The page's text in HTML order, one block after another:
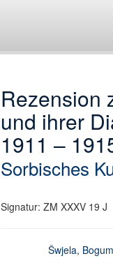
Rezension
und ihrer
1911 –
Sorbisches
Signatur: ZM XXXV 19 J
Šwjela,